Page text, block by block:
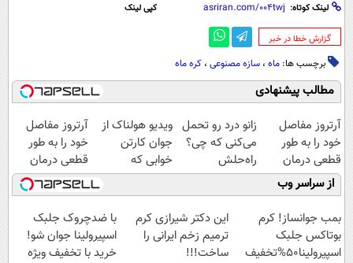
لینک کوتاه: کپی لینک
‌گزارش خطا در خبر
برچسب ها: ماه ، سازه مصنوعی ، کره ماه
مطالب پیشنهادی
آرتروز مفاصل
خود را به طور
قطعی درمان
کنید!
◗پرسش‌نامه◖
زانو درد رو تحمل
می‌کنی که چی؟
راه‌حلش
همین‌جاست!
ویدیو هولناک از
جوان کارتن
خوابی که
میلیاردر شد.
آموزش رایگان
آرتروز مفاصل
خود را به طور
قطعی درمان
کنید!
◂پرسش‌نامه▸
از سراسر وب
بمب جوانساز! کرم
بوتاکس جلبک
اسپیرولینا50%تخفیف
این دکتر شیرازی کرم
ترمیم زخم ایرانی را
ساخت!!!
با ضدچروک جلبک
اسپیرولینا جوان شو!
خرید با تخفیف ویژه